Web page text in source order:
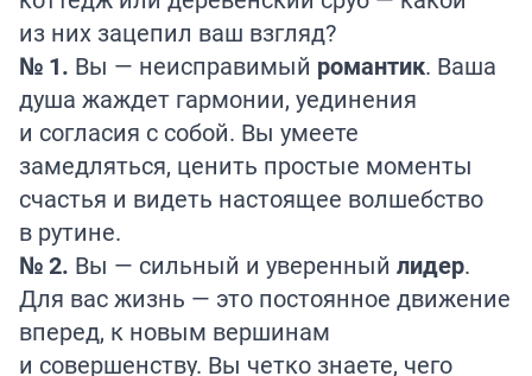
из них зацепил ваш взгляд?
№ 1. Вы — неисправимый романтик. Ваша
душа жаждет гармонии, уединения
и согласия с собой. Вы умеете
замедляться, ценить простые моменты
счастья и видеть настоящее волшебство
в рутине.
№ 2. Вы — сильный и уверенный лидер.
Для вас жизнь — это постоянное движение
вперед, к новым вершинам
и совершенству. Вы четко знаете, чего